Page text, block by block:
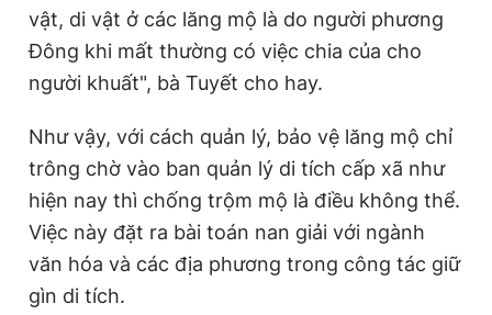
vật, di vật ở các lăng mộ là do người phương
Đông khi mất thường có việc chia của cho
người khuất", bà Tuyết cho hay.
Như vậy, với cách quản lý, bảo vệ lăng mộ chỉ
trông chờ vào ban quản lý di tích cấp xã như
hiện nay thì chống trộm mộ là điều không thể.
Việc này đặt ra bài toán nan giải với ngành
văn hóa và các địa phương trong công tác giữ
gìn di tích.